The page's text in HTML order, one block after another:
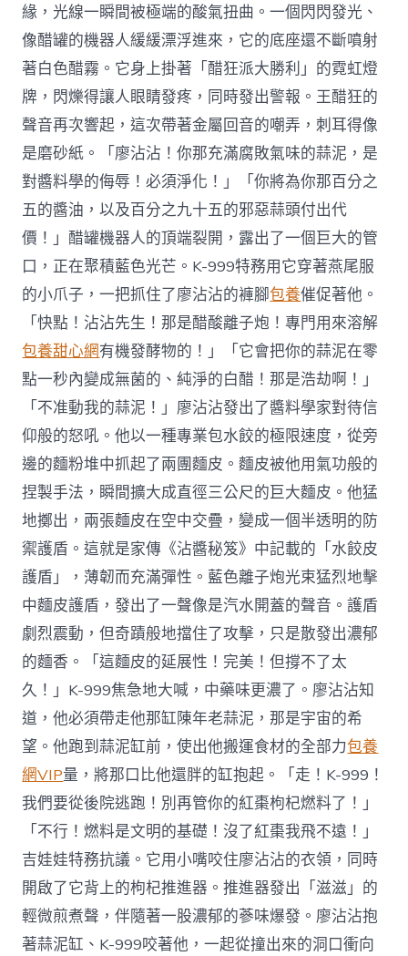
緣，光線一瞬間被極端的酸氣扭曲。一個閃閃發光、
像醋罐的機器人緩緩漂浮進來，它的底座還不斷噴射
著白色醋霧。它身上掛著「醋狂派大勝利」的霓虹燈
牌，閃爍得讓人眼睛發疼，同時發出警報。王醋狂的
聲音再次響起，這次帶著金屬回音的嘲弄，刺耳得像
是磨砂紙。「廖沾沾！你那充滿腐敗氣味的蒜泥，是
對醬料學的侮辱！必須淨化！」「你將為你那百分之
五的醬油，以及百分之九十五的邪惡蒜頭付出代
價！」醋罐機器人的頂端裂開，露出了一個巨大的管
口，正在聚積藍色光芒。K-999特務用它穿著燕尾服
的小爪子，一把抓住了廖沾沾的褲腳包養催促著他。
「快點！沾沾先生！那是醋酸離子炮！專門用來溶解
包養甜心網有機發酵物的！」「它會把你的蒜泥在零
點一秒內變成無菌的、純淨的白醋！那是浩劫啊！」
「不准動我的蒜泥！」廖沾沾發出了醬料學家對待信
仰般的怒吼。他以一種專業包水餃的極限速度，從旁
邊的麵粉堆中抓起了兩團麵皮。麵皮被他用氣功般的
捏製手法，瞬間擴大成直徑三公尺的巨大麵皮。他猛
地擲出，兩張麵皮在空中交疊，變成一個半透明的防
禦護盾。這就是家傳《沾醬秘笈》中記載的「水餃皮
護盾」，薄韌而充滿彈性。藍色離子炮光束猛烈地擊
中麵皮護盾，發出了一聲像是汽水開蓋的聲音。護盾
劇烈震動，但奇蹟般地擋住了攻擊，只是散發出濃郁
的麵香。「這麵皮的延展性！完美！但撐不了太
久！」K-999焦急地大喊，中藥味更濃了。廖沾沾知
道，他必須帶走他那缸陳年老蒜泥，那是宇宙的希
望。他跑到蒜泥缸前，使出他搬運食材的全部力包養
網VIP量，將那口比他還胖的缸抱起。「走！K-999！
我們要從後院逃跑！別再管你的紅棗枸杞燃料了！」
「不行！燃料是文明的基礎！沒了紅棗我飛不遠！」
吉娃娃特務抗議。它用小嘴咬住廖沾沾的衣領，同時
開啟了它背上的枸杞推進器。推進器發出「滋滋」的
輕微煎煮聲，伴隨著一股濃郁的蔘味爆發。廖沾沾抱
著蒜泥缸、K-999咬著他，一起從撞出來的洞口衝向